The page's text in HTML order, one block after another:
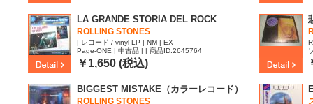
LA GRANDE STORIA DEL ROCK
ROLLING STONES
| レコード / vinyl LP | NM | EX
Page-ONE | 中古品 | | 商品ID:2645764
￥1,650 (税込)
BIGGEST MISTAKE（カラーレコード）
ROLLING STONES